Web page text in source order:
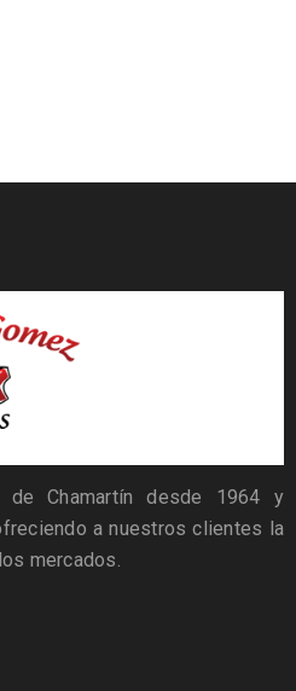
Chamartín desde 1964 y
a nuestros clientes la
mercados.